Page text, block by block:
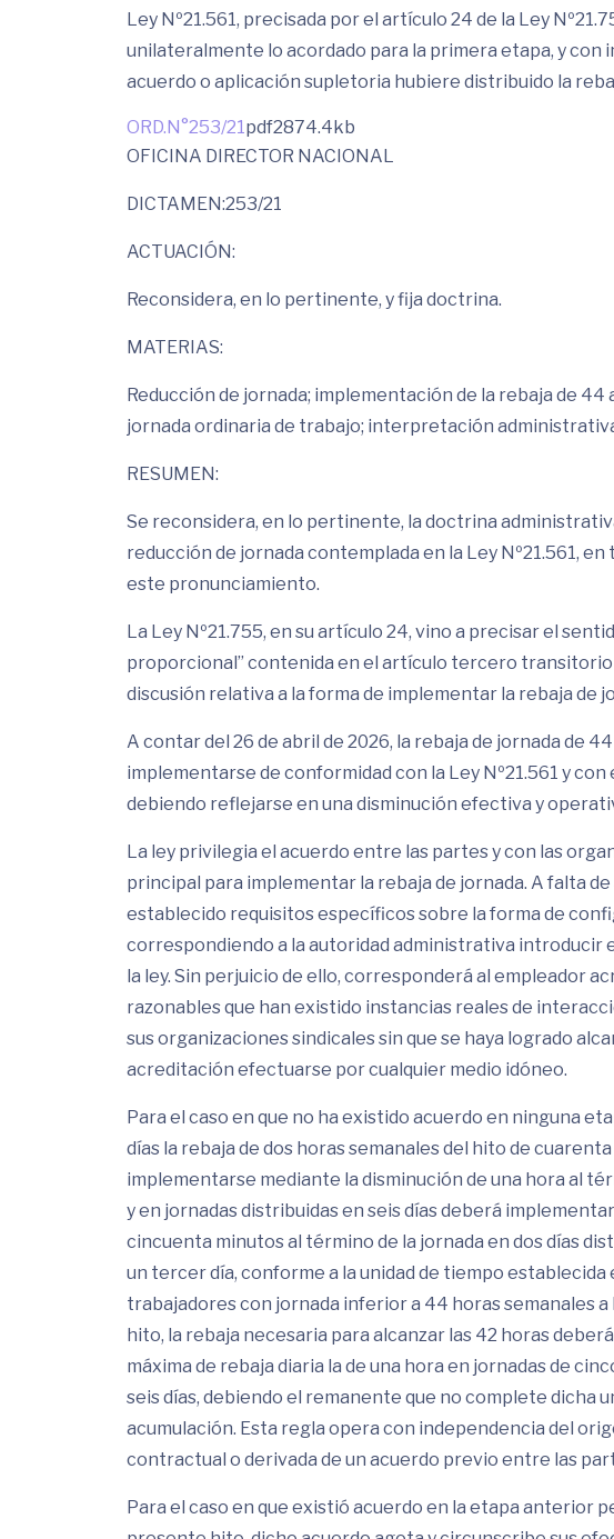
Ley Nº21.561, precisada por el artículo 24 de la Ley
unilateralmente lo acordado para la primera etapa, y con
acuerdo o aplicación supletoria hubiere distribuido la
ORD.N°253/21pdf2874.4kb
OFICINA DIRECTOR NACIONAL
DICTAMEN:253/21
ACTUACIÓN:
Reconsidera, en lo pertinente, y fija doctrina.
MATERIAS:
Reducción de jornada; implementación de la rebaja de 44
jornada ordinaria de trabajo; interpretación
RESUMEN:
Se reconsidera, en lo pertinente, la doctrina
reducción de jornada contemplada en la Ley Nº21.561,
este pronunciamiento.
La Ley Nº21.755, en su artículo 24, vino a precisar el
proporcional” contenida en el artículo tercero transitorio
discusión relativa a la forma de implementar la rebaja de
A contar del 26 de abril de 2026, la rebaja de jornada de
implementarse de conformidad con la Ley Nº21.561 y con
debiendo reflejarse en una disminución efectiva y
La ley privilegia el acuerdo entre las partes y con las
principal para implementar la rebaja de jornada. A falta
establecido requisitos específicos sobre la forma de
correspondiendo a la autoridad administrativa introducir
la ley. Sin perjuicio de ello, corresponderá al empleador
razonables que han existido instancias reales de
sus organizaciones sindicales sin que se haya logrado
acreditación efectuarse por cualquier medio idóneo.
Para el caso en que no ha existido acuerdo en ninguna
días la rebaja de dos horas semanales del hito de
implementarse mediante la disminución de una hora al
y en jornadas distribuidas en seis días deberá
cincuenta minutos al término de la jornada en dos días
un tercer día, conforme a la unidad de tiempo establecida
trabajadores con jornada inferior a 44 horas semanales
hito, la rebaja necesaria para alcanzar las 42 horas
máxima de rebaja diaria la de una hora en jornadas de
seis días, debiendo el remanente que no complete dicha
acumulación. Esta regla opera con independencia del
contractual o derivada de un acuerdo previo entre las
Para el caso en que existió acuerdo en la etapa anterior